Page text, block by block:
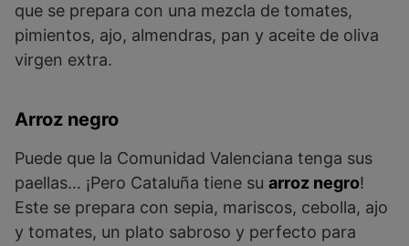
que se prepara con una mezcla de tomates,
pimientos, ajo, almendras, pan y aceite de oliva
virgen extra.
Arroz negro
Puede que la Comunidad Valenciana tenga sus
paellas… ¡Pero Cataluña tiene su arroz negro!
Este se prepara con sepia, mariscos, cebolla, ajo
y tomates, un plato sabroso y perfecto para